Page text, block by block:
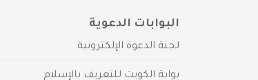
البوابات الدعوية
لجنة الدعوة الإلكترونية
بوابة الكويت للتعريف بالإسلام